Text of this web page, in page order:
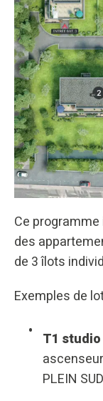
Ce
des
de 3 îlots
Exemples de
T1 studio
PLEIN